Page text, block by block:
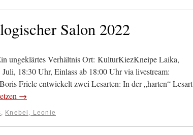
Salon 2022
ungeklärtes Verhältnis Ort: KulturKiezKneipe Laika,
18:30 Uhr, Einlass ab 18:00 Uhr via livestream:
Friele entwickelt zwei Lesarten: In der „harten“ Lesart
→
, Knebel, Leonie